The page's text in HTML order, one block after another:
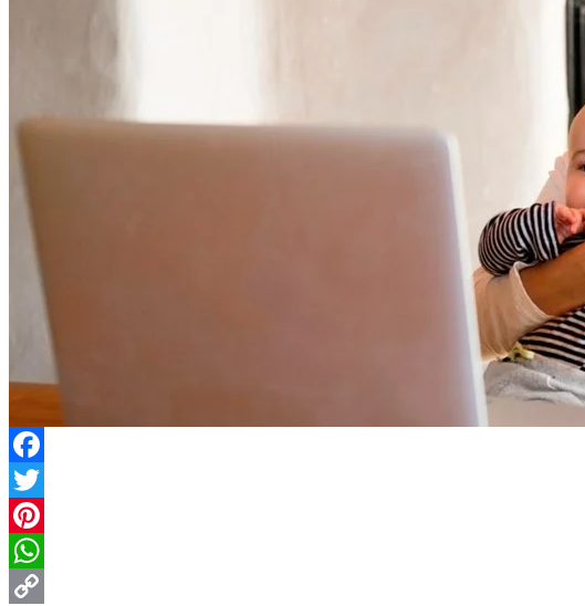
Facebook
Twitter
Pinterest
WhatsApp